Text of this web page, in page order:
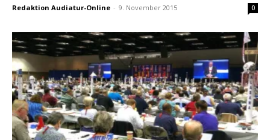
Redaktion Audiatur-Online - 9. November 2015 0